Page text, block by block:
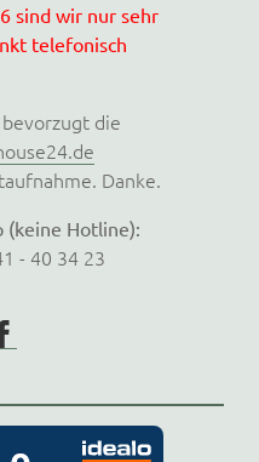
sind wir nur sehr
telefonisch
die
Danke.
(keine Hotline):
- 40 34 23